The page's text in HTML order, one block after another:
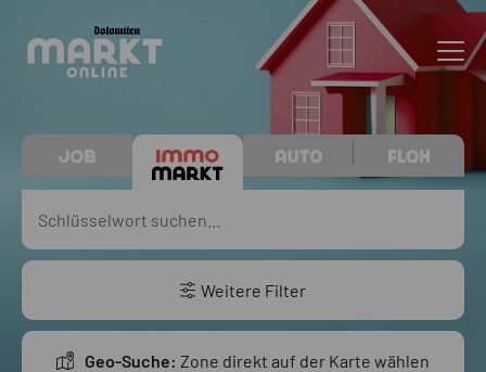
Weitere Filter
Geo-Suche: Zone direkt auf der Karte wählen